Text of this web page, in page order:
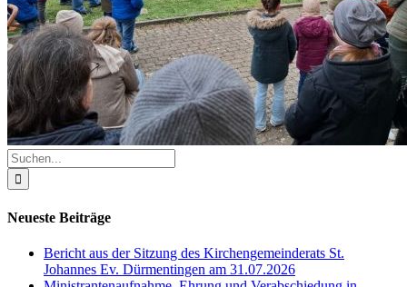
Suche
nach:
Neueste Beiträge
Bericht aus der Sitzung des Kirchengemeinderats St.
Johannes Ev. Dürmentingen am 31.07.2026